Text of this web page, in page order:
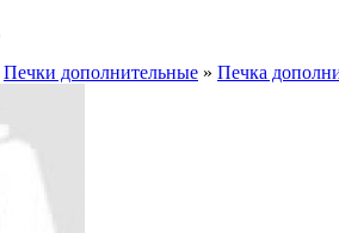
Печки дополнительные » Печка